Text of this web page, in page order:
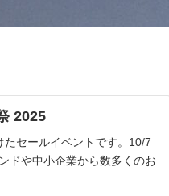
2025
セールイベントです。10/7
ドや中小企業から数多くのお